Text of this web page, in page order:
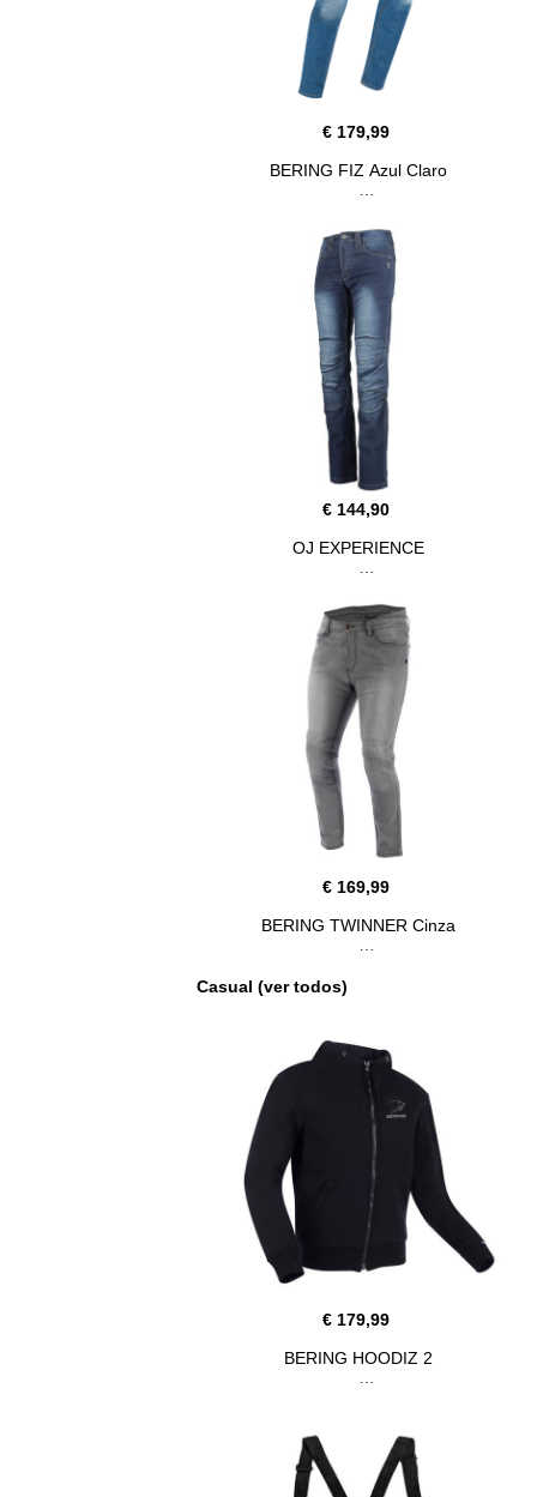
€ 179,99
BERING FIZ Azul Claro
€ 144,90
OJ EXPERIENCE
€ 169,99
BERING TWINNER Cinza
Casual (ver todos)
€ 179,99
BERING HOODIZ 2